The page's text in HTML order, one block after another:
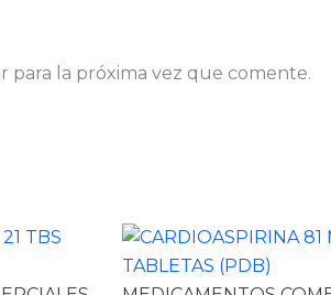
para la próxima vez que comente.